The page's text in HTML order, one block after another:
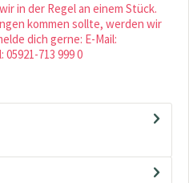
in der Regel an einem Stück.
kommen sollte, werden wir
dich gerne: E-Mail:
713 999 0